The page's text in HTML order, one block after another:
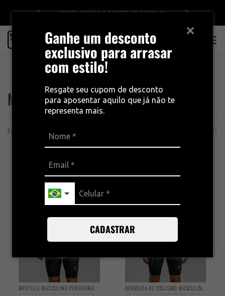
Ganhe um desconto
exclusivo para arrasar
com estilo!
Resgate seu cupom de desconto
para aposentar aquilo que já não te
representa mais.
CADASTRAR
R$499 FRETE GRÁTIS A PARTIR DE R$399,00
COLEÇÕES PERFORMANCE
MASCULINO
FILTROS 4 PRODUTOS